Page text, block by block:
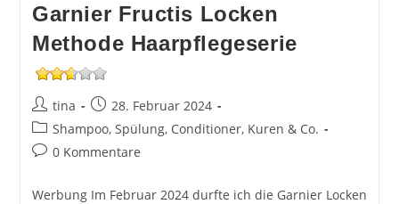
Garnier Fructis Locken
Methode Haarpflegeserie
Beitrags-
Autor:
tina
Beitrag
veröffentlicht:
28. Februar 2024
Beitrags-
Kategorie:
Shampoo, Spülung, Conditioner, Kuren & Co.
Beitrags-
0 Kommentare
Werbung Im Februar 2024 durfte ich die Garnier Locken